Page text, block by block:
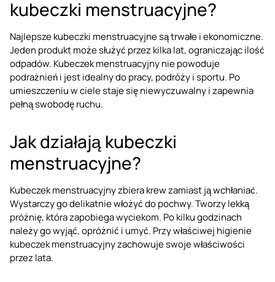
kubeczki menstruacyjne?
Najlepsze kubeczki menstruacyjne są trwałe i ekonomiczne.
Jeden produkt może służyć przez kilka lat, ograniczając ilość
odpadów. Kubeczek menstruacyjny nie powoduje
podrażnień i jest idealny do pracy, podróży i sportu. Po
umieszczeniu w ciele staje się niewyczuwalny i zapewnia
pełną swobodę ruchu.
Jak działają kubeczki
menstruacyjne?
Kubeczek menstruacyjny zbiera krew zamiast ją wchłaniać.
Wystarczy go delikatnie włożyć do pochwy. Tworzy lekką
próżnię, która zapobiega wyciekom. Po kilku godzinach
należy go wyjąć, opróżnić i umyć. Przy właściwej higienie
kubeczek menstruacyjny zachowuje swoje właściwości
przez lata.